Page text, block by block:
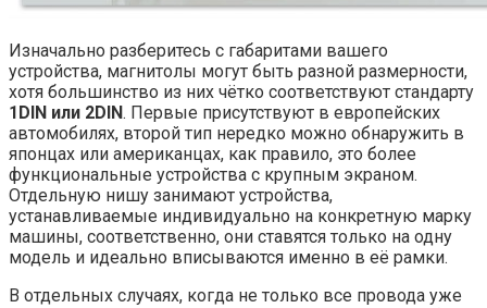
Изначально разберитесь с габаритами вашего
устройства, магнитолы могут быть разной размерности,
хотя большинство из них чётко соответствуют стандарту
1DIN или 2DIN. Первые присутствуют в европейских
автомобилях, второй тип нередко можно обнаружить в
японцах или американцах, как правило, это более
функциональные устройства с крупным экраном.
Отдельную нишу занимают устройства,
устанавливаемые индивидуально на конкретную марку
машины, соответственно, они ставятся только на одну
модель и идеально вписываются именно в её рамки.
В отдельных случаях, когда не только все провода уже